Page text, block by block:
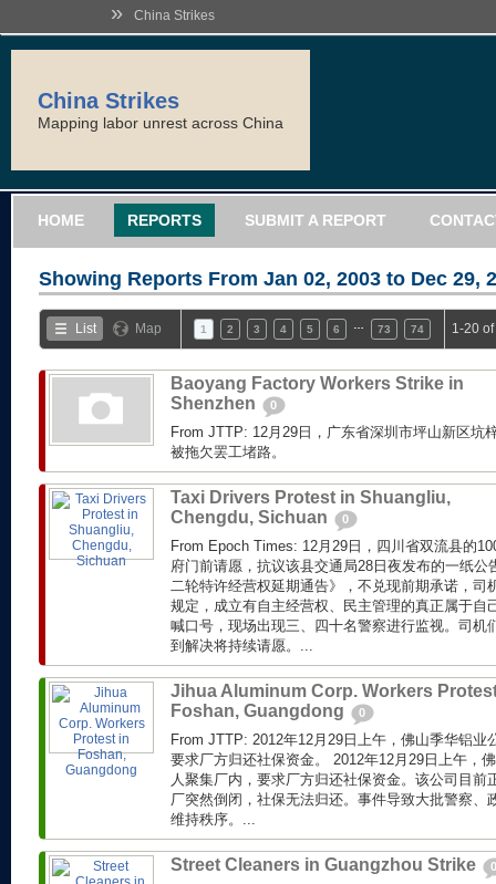
» China Strikes
China Strikes
Mapping labor unrest across China
HOME REPORTS SUBMIT A REPORT
Showing Reports From Jan 02, 2003 to Dec 29,
List Map 1 2 3 4 5 6 73 74 1-20
Baoyang Factory Workers Strike in
Shenzhen
0
From JTTP: 12月29日，广东省深圳市坪山新区坑
被拖欠罢工堵路。
Taxi Drivers Protest in Shuangliu,
Chengdu, Sichuan
0
From Epoch Times: 12月29日，四川省双流县的
府门前请愿，抗议该县交通局28日夜发布的一纸公
二轮特许经营权延期通告》，不兑现前期承诺，司
规定，成立有自主经营权、民主管理的真正属于自
喊口号，现场出现三、四十名警察进行监视。司机
到解决将持续请愿。...
Jihua Aluminum Corp. Workers
Foshan, Guangdong
0
From JTTP: 2012年12月29日上午，佛山季华铝业
要求厂方归还社保资金。 2012年12月29日上午，
人聚集厂内，要求厂方归还社保资金。该公司目前
厂突然倒闭，社保无法归还。事件导致大批警察、
维持秩序。...
Street Cleaners in Guangzhou Strike 0